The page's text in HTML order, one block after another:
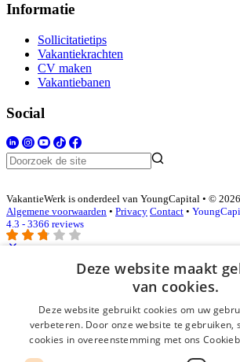
Informatie
Sollicitatietips
Vakantiekrachten
CV maken
Vakantiebanen
Social
VakantieWerk is onderdeel van YoungCapital • ©
Algemene voorwaarden • Privacy Contact •
4.3 - 3366 reviews
Inloggen als bedrijf
E-mail*
Wachtwoord
Deze website maakt
van cookies.
Deze website gebruikt cookies om uw
verbeteren. Door onze website te gebruiken,
cookies in overeenstemming met ons